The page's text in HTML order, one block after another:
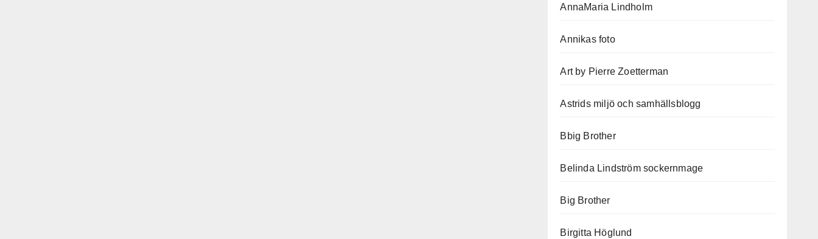
AnnaMaria Lindholm
Annikas foto
Art by Pierre Zoetterman
Astrids miljö och samhällsblogg
Bbig Brother
Belinda Lindström sockernmage
Big Brother
Birgitta Höglund